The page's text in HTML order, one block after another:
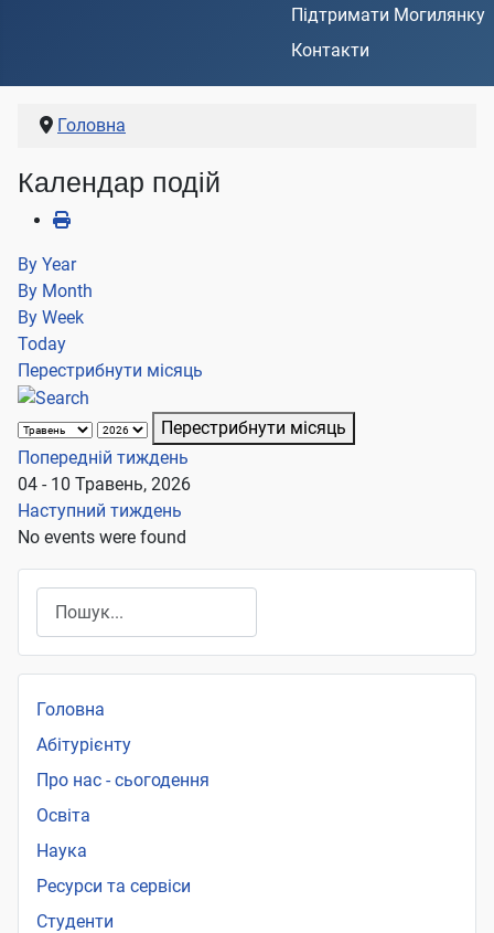
Підтримати Могилянку
Контакти
Головна
Календар подій
By Year
By Month
By Week
Today
Перестрибнути місяць
Перестрибнути місяць
Попередній тиждень
04 - 10 Травень, 2026
Наступний тиждень
No events were found
Головна
Абітурієнту
Про нас - сьогодення
Освіта
Наука
Ресурси та сервіси
Студенти